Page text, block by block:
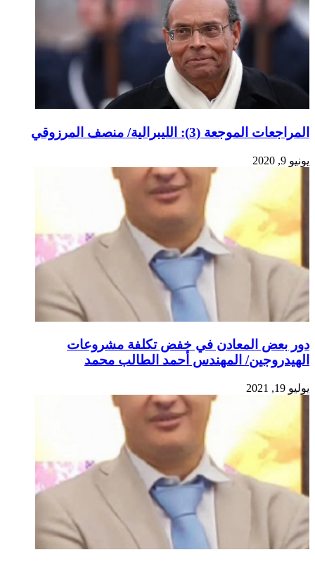
المراجعات الموجعة (3): الليبرالية/ منصف المرزوقي
يونيو 9, 2020
دور بعض المعادن في خفض تكلفة مشروعات
الهيدروجين/ المهندس أحمد الطالب محمد
يوليو 19, 2021